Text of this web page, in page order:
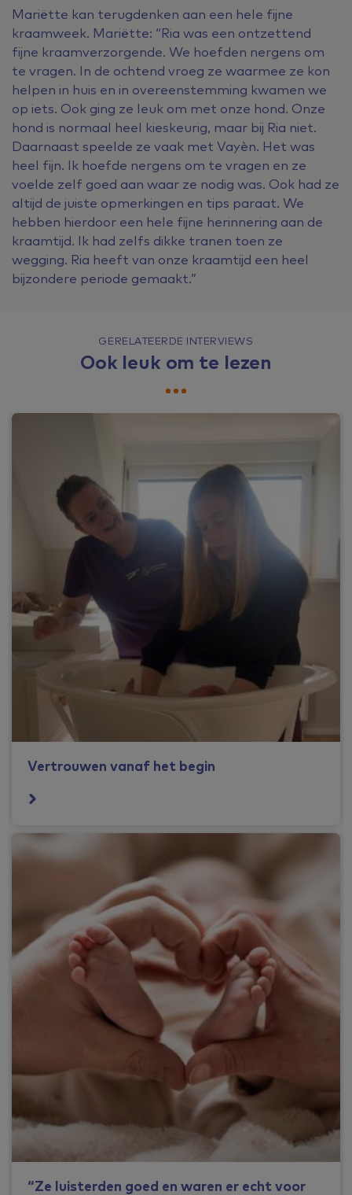
Mariëtte kan terugdenken aan een hele fijne
kraamweek. Mariëtte: “Ria was een ontzettend
fijne kraamverzorgende. We hoefden nergens om
te vragen. In de ochtend vroeg ze waarmee ze kon
helpen in huis en in overeenstemming kwamen we
op iets. Ook ging ze leuk om met onze hond. Onze
hond is normaal heel kieskeurig, maar bij Ria niet.
Daarnaast speelde ze vaak met Vayèn. Het was
heel fijn. Ik hoefde nergens om te vragen en ze
voelde zelf goed aan waar ze nodig was. Ook had ze
altijd de juiste opmerkingen en tips paraat. We
hebben hierdoor een hele fijne herinnering aan de
kraamtijd. Ik had zelfs dikke tranen toen ze
wegging. Ria heeft van onze kraamtijd een heel
bijzondere periode gemaakt.”
GERELATEERDE INTERVIEWS
Ook leuk om te lezen
Vertrouwen vanaf het begin
“Ze luisterden goed en waren er echt voor